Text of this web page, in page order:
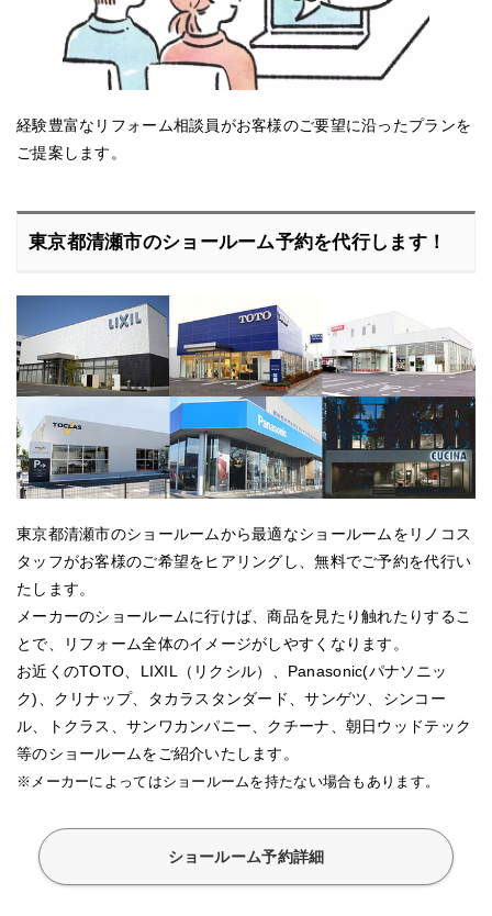
経験豊富なリフォーム相談員がお客様のご要望に沿ったプランを
ご提案します。
東京都清瀬市のショールーム予約を代行します！
東京都清瀬市のショールームから最適なショールームをリノコス
タッフがお客様のご希望をヒアリングし、無料でご予約を代行い
たします。
メーカーのショールームに行けば、商品を見たり触れたりするこ
とで、リフォーム全体のイメージがしやすくなります。
お近くのTOTO、LIXIL（リクシル）、Panasonic(パナソニッ
ク)、クリナップ、タカラスタンダード、サンゲツ、シンコー
ル、トクラス、サンワカンパニー、クチーナ、朝日ウッドテック
等のショールームをご紹介いたします。
※メーカーによってはショールームを持たない場合もあります。
ショールーム予約詳細